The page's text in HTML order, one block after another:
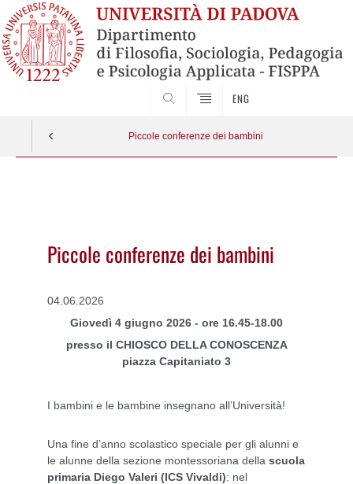
ENG
Piccole conferenze dei bambini
Piccole conferenze dei bambini
04.06.2026
Giovedì 4 giugno 2026 - ore 16.45-18.00
presso il CHIOSCO DELLA CONOSCENZA
piazza Capitaniato 3
I bambini e le bambine insegnano all’Università!
Una fine d’anno scolastico speciale per gli alunni e
le alunne della sezione montessoriana della scuola
primaria Diego Valeri (ICS Vivaldi): nel